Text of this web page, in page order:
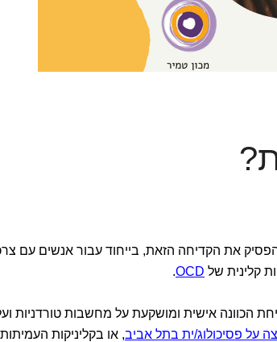
את הקדיחה הזאת, בייחוד עבור אנשים עם
קלינית של OCD
.
הכוונה אישית ומושקעת על מחשבות טורדניות
על פסיכולוג/ית בתל אביב, או בקליניקות העמיתות